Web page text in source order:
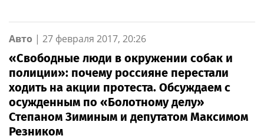
Авто | 27 февраля 2017, 20:26
«Свободные люди в окружении собак и
полиции»: почему россияне перестали
ходить на акции протеста. Обсуждаем с
осужденным по «Болотному делу»
Степаном Зиминым и депутатом Максимом
Резником